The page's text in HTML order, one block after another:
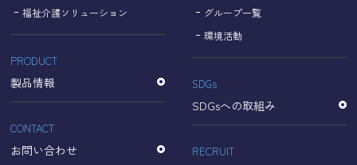
個人情報に関するお問い合わせ窓口
名古屋理研電具株式会社
TEL：052-833-1248
福祉介護ソリューション
PRODUCT
製品情報
CONTACT
お問い合わせ
グループ一覧
環境活動
SDGs
SDGsへの取組み
RECRUIT